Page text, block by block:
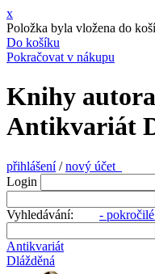
x
Položka byla vložena do
Do košíku
Pokračovat v nákupu
Knihy
Antikvariát
přihlášení/nový účet
Login
Vyhledávání: -
Antikvariát
Dlážděná